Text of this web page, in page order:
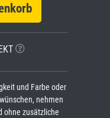
und Farbe oder
nehmen
ohne zusätzliche